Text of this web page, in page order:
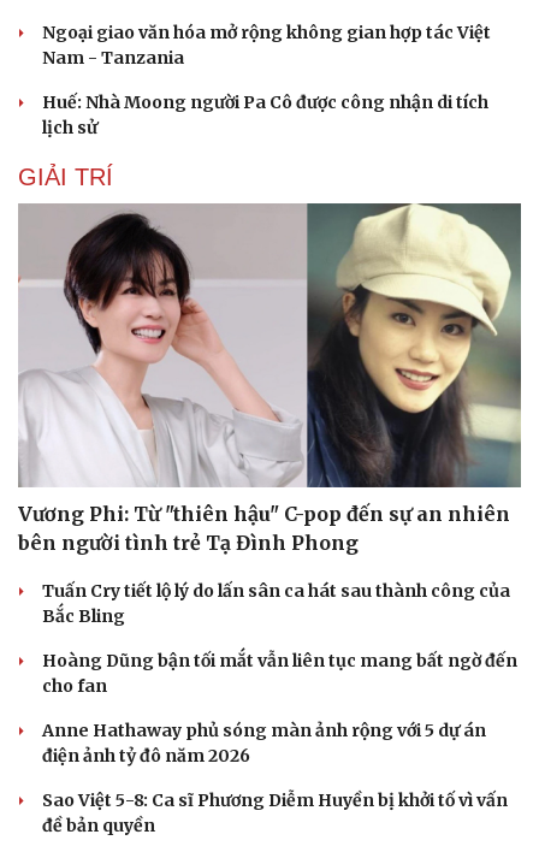
Ngoại giao văn hóa mở rộng không gian hợp tác Việt
Nam - Tanzania
Huế: Nhà Moong người Pa Cô được công nhận di tích
lịch sử
GIẢI TRÍ
Vương Phi: Từ "thiên hậu" C-pop đến sự an nhiên
bên người tình trẻ Tạ Đình Phong
Tuấn Cry tiết lộ lý do lấn sân ca hát sau thành công của
Bắc Bling
Hoàng Dũng bận tối mắt vẫn liên tục mang bất ngờ đến
cho fan
Anne Hathaway phủ sóng màn ảnh rộng với 5 dự án
điện ảnh tỷ đô năm 2026
Sao Việt 5-8: Ca sĩ Phương Diễm Huyền bị khởi tố vì vấn
đề bản quyền